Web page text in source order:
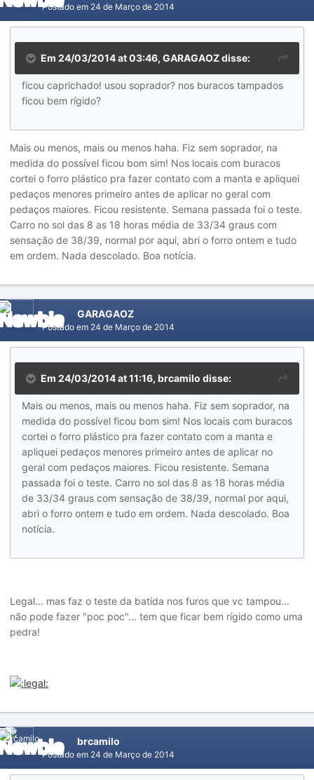
Postado em 24 de Março de 2014
Em 24/03/2014 at 03:46, GARAGAOZ disse:
ficou caprichado! usou soprador? nos buracos tampados
ficou bem rígido?
Mais ou menos, mais ou menos haha. Fiz sem soprador, na
medida do possível ficou bom sim! Nos locais com buracos
cortei o forro plástico pra fazer contato com a manta e apliquei
pedaços menores primeiro antes de aplicar no geral com
pedaços maiores. Ficou resistente. Semana passada foi o teste.
Carro no sol das 8 as 18 horas média de 33/34 graus com
sensação de 38/39, normal por aqui, abri o forro ontem e tudo
em ordem. Nada descolado. Boa notícia.
GARAGAOZ
Postado em 24 de Março de 2014
Em 24/03/2014 at 11:16, brcamilo disse:
Mais ou menos, mais ou menos haha. Fiz sem soprador, na
medida do possível ficou bom sim! Nos locais com buracos
cortei o forro plástico pra fazer contato com a manta e
apliquei pedaços menores primeiro antes de aplicar no
geral com pedaços maiores. Ficou resistente. Semana
passada foi o teste. Carro no sol das 8 as 18 horas média
de 33/34 graus com sensação de 38/39, normal por aqui,
abri o forro ontem e tudo em ordem. Nada descolado. Boa
notícia.
Legal... mas faz o teste da batida nos furos que vc tampou...
não pode fazer "poc poc"... tem que ficar bem rígido como uma
pedra!
brcamilo
Postado em 24 de Março de 2014